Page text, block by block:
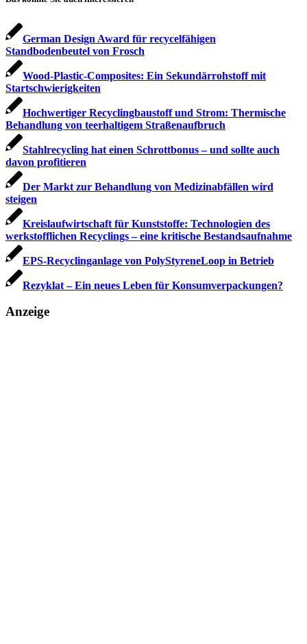
German Design Award für recycelfähigen
Standbodenbeutel von Frosch
Wood-Plastic-Composites: Ein Sekundärrohstoff mit
Startschwierigkeiten
Hochwertiger Recyclingbaustoff und Strom: Thermische
Behandlung von teerhaltigem Straßenaufbruch
Stahlrecycling hat einen Schrottbonus – und sollte auch
davon profitieren
Der Markt zur Behandlung von Medizinabfällen wird
steigen
Kreislaufwirtschaft für Kunststoffe: Technologien des
werkstofflichen Recyclings – eine kritische Bestandsaufnahme
EPS-Recyclinganlage von PolyStyreneLoop in Betrieb
Rezyklat – Ein neues Leben für Konsumverpackungen?
Anzeige